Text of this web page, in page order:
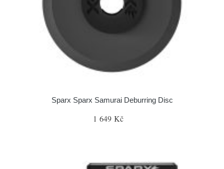
Sparx Sparx Samurai Deburring Disc
1 649 Kč